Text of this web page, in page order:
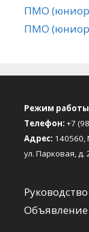
ПМО
ПМО
Режим
Телефон: +7
Адрес: 140560,
ул. Парковая, д.
Руководство
Объявление